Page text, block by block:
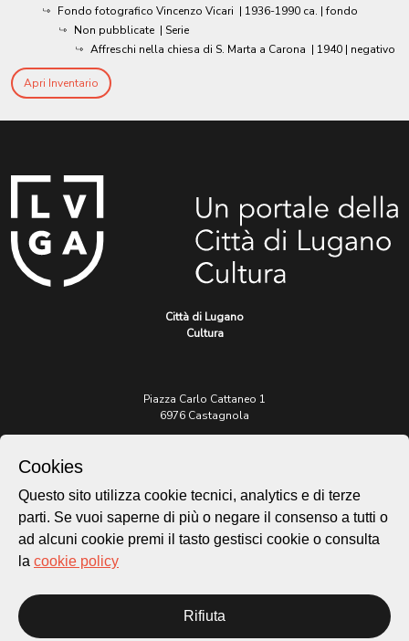
Fondo fotografico Vincenzo Vicari | 1936-1990 ca. | fondo
Non pubblicate | Serie
Affreschi nella chiesa di S. Marta a Carona | 1940 | negativo
Apri Inventario
Città di Lugano
Cultura
Piazza Carlo Cattaneo 1
6976 Castagnola
Per informazioni:
patrimonio@lugano.ch
t. +41 58 866 68 50
Cookie policy
Cookies
Questo sito utilizza cookie tecnici, analytics e di terze
parti. Se vuoi saperne di più o negare il consenso a tutti o
ad alcuni cookie premi il tasto gestisci cookie o consulta
la cookie policy
Rifiuta